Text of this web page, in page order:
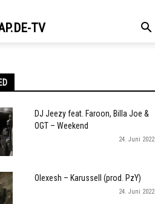
TV
DJ Jeezy feat. Faroon, Billa Joe &
OGT – Weekend
24. Juni 2022
Olexesh – Karussell (prod. PzY)
24. Juni 2022